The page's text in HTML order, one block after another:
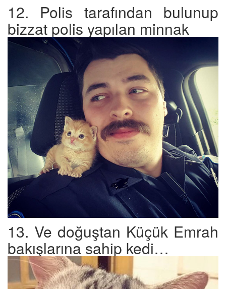
12. Polis tarafından bulunup
bizzat polis yapılan minnak
13. Ve doğuştan Küçük Emrah
bakışlarına sahip kedi…